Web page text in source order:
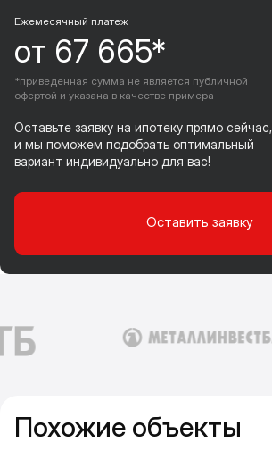
Ежемесячный платеж
от 67 665*
*приведенная сумма не является публичной
офертой и указана в качестве примера
Оставьте заявку на ипотеку прямо сейчас,
и мы поможем подобрать оптимальный
вариант индивидуально для вас!
Оставить заявку
Похожие объекты